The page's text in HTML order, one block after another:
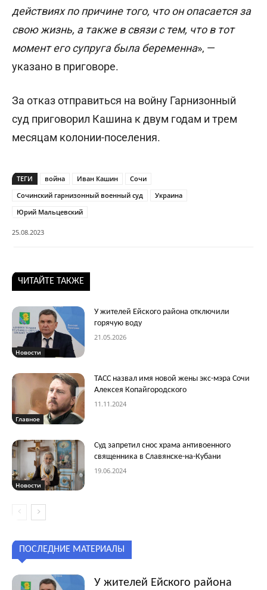
действиях по причине того, что он опасается за
свою жизнь, а также в связи с тем, что в тот
момент его супруга была беременна», —
указано в приговоре.
За отказ отправиться на войну Гарнизонный
суд приговорил Кашина к двум годам и трем
месяцам колонии-поселения.
ТЕГИ война Иван Кашин
Сочи
Сочинский гарнизонный военный суд
Украина
Юрий Мальцевский
25.08.2023
ЧИТАЙТЕ ТАКЖЕ
Новости
У жителей Ейского района отключили
горячую воду
21.05.2026
Главное
ТАСС назвал имя новой жены экс-мэра Сочи
Алексея Копайгородского
11.11.2024
Новости
Суд запретил снос храма антивоенного
священника в Славянске-на-Кубани
19.06.2024
ПОСЛЕДНИЕ МАТЕРИАЛЫ
У жителей Ейского района